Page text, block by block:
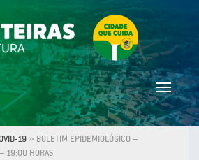
Toggle
19 » BOLETIM EPIDEMIOLÓGICO –
19:00 HORAS